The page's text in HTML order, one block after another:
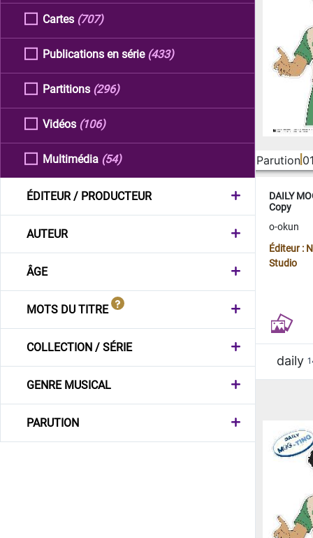
Cartes (707)
Publications en série (433)
Partitions (296)
Vidéos (106)
Multimédia (54)
ÉDITEUR / PRODUCTEUR
AUTEUR
ÂGE
MOTS DU TITRE
COLLECTION / SÉRIE
GENRE MUSICAL
PARUTION
Parution
DAILY
Copy
o-okun
Éditeur :
Studio
daily